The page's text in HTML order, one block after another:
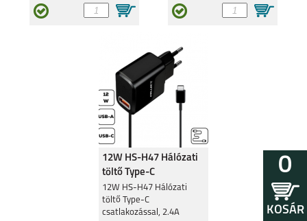
12W HS-H47 Hálózati
töltő Type-C
csatlakozó,2.4A
12W HS-H47 Hálózati
töltő Type-C
csatlakozással, 2.4A
0
KOSÁR